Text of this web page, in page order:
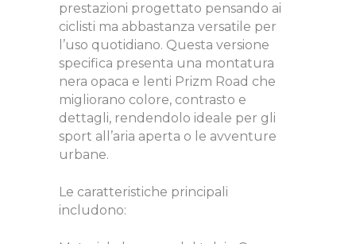
prestazioni progettato pensando ai
ciclisti ma abbastanza versatile per
l’uso quotidiano. Questa versione
specifica presenta una montatura
nera opaca e lenti Prizm Road che
migliorano colore, contrasto e
dettagli, rendendolo ideale per gli
sport all’aria aperta o le avventure
urbane.
Le caratteristiche principali
includono: